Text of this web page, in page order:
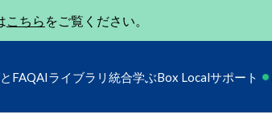
こちら をご覧ください。
FAQAIライブラリ 統合学ぶBox Localサポート